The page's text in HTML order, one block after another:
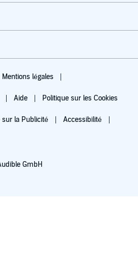
Mentions légales
Aide Politique sur les Cookies
sur la Publicité Accessibilité
GmbH